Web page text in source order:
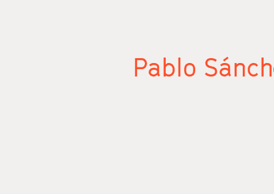
Pablo